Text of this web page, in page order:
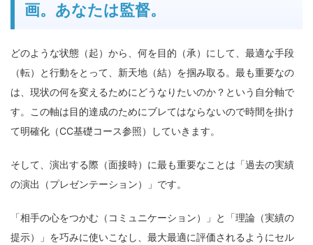
画。あなたは監督。
どのような状態（起）から、何を目的（承）にして、最適な手段
（転）と行動をとって、新天地（結）を掴み取る。最も重要なの
は、現状の何を変えるためにどうなりたいのか？という自分軸で
す。この軸は目的達成のためにブレてはならないので時間を掛け
て明確化（CC基礎コース参照）していきます。
そして、演出する際（面接時）に最も重要なことは「過去の実績
の演出（プレゼンテーション）」です。
「相手の心をつかむ（コミュニケーション）」と「理論（実績の
提示）」を巧みに使いこなし、最大最適に評価されるようにセル